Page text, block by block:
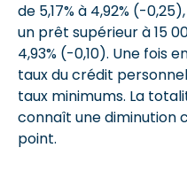
de 5,17% à 4,92% (-
un prêt supérieur à 15
4,93% (-0,10). Une fois
taux du crédit
taux minimums. La
connaît une diminution
point.